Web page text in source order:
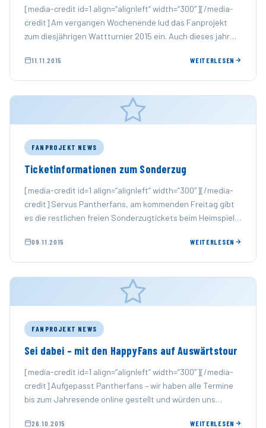
[media-credit id=1 align=“alignleft“ width=“300″][/media-
credit] Am vergangen Wochenende lud das Fanprojekt
zum diesjährigen Wattturnier 2015 ein. Auch dieses jahr
11.11.2015 WEITERLESEN
FANPROJEKT NEWS
Ticketinformationen zum Sonderzug
[media-credit id=1 align=“alignleft“ width=“300″][/media-
credit] Servus Pantherfans, am kommenden Freitag gibt
es die restlichen freien Sonderzugtickets beim Heimspiel
09.11.2015 WEITERLESEN
FANPROJEKT NEWS
Sei dabei – mit den HappyFans auf Auswärtstour
[media-credit id=1 align=“alignleft“ width=“300″][/media-
credit] Aufgepasst Pantherfans – wir haben alle Termine
bis zum Jahresende online gestellt und würden uns
26.10.2015 WEITERLESEN